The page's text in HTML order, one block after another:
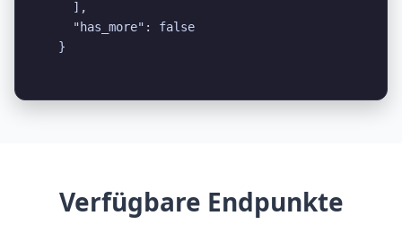
}
Verfügbare Endpunkte